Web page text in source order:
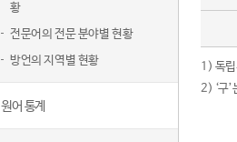
황
전문어의 전문 분야별 현황
방언의 지역별 현황
원어 통계
1) 독립
2) ‘구